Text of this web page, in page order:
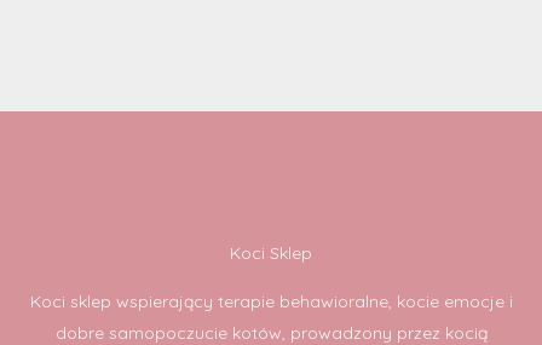
Koci Sklep
Koci sklep wspierający terapie behawioralne, kocie emocje i
dobre samopoczucie kotów, prowadzony przez kocią